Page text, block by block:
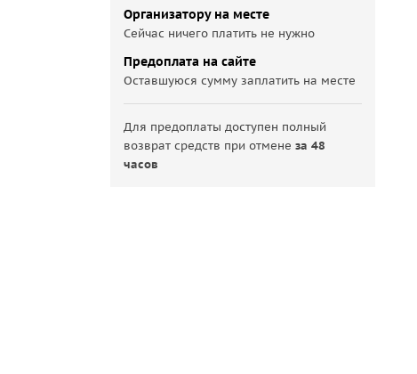
Организатору на месте
Сейчас ничего платить не нужно
Предоплата на сайте
Оставшуюся сумму заплатить на месте
Для предоплаты доступен полный
возврат средств при отменеза 48
часов